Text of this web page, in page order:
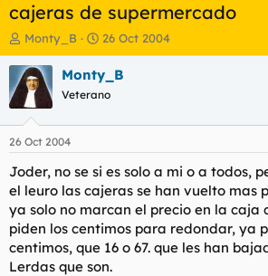
cajeras de supermercado
I
n
i
c
i
a
d
o
r
d
e
l
t
e
m
Monty_B
F
e
c
h
a
i
n
i
c
i
o
26 Oct 2004
Monty_B
Veterano
26 Oct 2004
Joder, no se si es solo a mi o a todos,
el leuro las cajeras se han vuelto mas
ya solo no marcan el precio en la caja
piden los centimos para redondar, ya
centimos, que 16 o 67. que les han
Lerdas que son.